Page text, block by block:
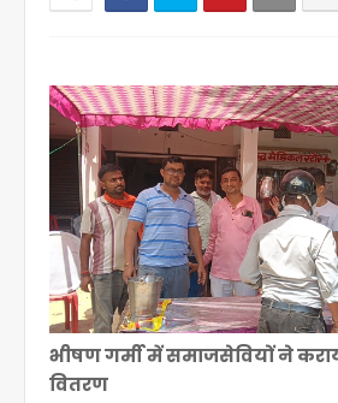
भीषण गर्मी में समाजसेवियों ने
वितरण